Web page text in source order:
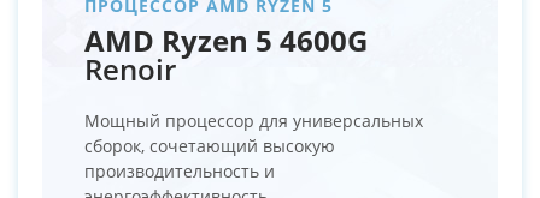
ПРОЦЕССОР AMD RYZEN 5
AMD Ryzen 5 4600G
Renoir
Мощный процессор для универсальных
сборок, сочетающий высокую
производительность и